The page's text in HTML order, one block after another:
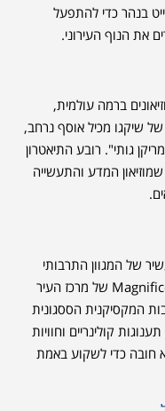
בנהר כדי להתפעל
את הנוף העירוני.
ברמה עולמית,
שיקגו מכיל אוסף נרחב,
גותי". רובע התיאטרון
המדע והתעשייה
של המגוון התרבותי
שלה. מהאנרגיה התוססת של ה-Magnificent Mile של מרכז העיר
המקסיקנית הססגונית
קולינריים וחוויות
חובה כדי לשקוע באמת